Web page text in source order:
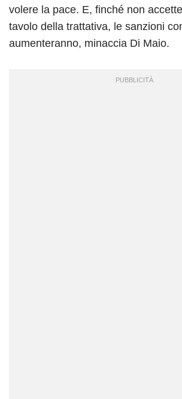
volere la pace. E, finché non
tavolo della trattativa, le sanzioni
aumenteranno, minaccia Di Maio.